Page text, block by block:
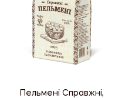
Пельмені Справжні,